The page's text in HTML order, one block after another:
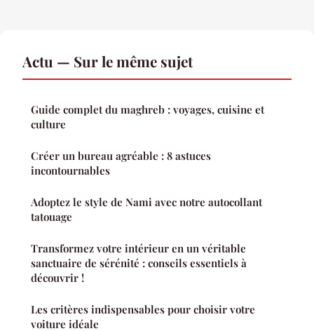
Actu — Sur le même sujet
Guide complet du maghreb : voyages, cuisine et
culture
Créer un bureau agréable : 8 astuces
incontournables
Adoptez le style de Nami avec notre autocollant
tatouage
Transformez votre intérieur en un véritable
sanctuaire de sérénité : conseils essentiels à
découvrir !
Les critères indispensables pour choisir votre
voiture idéale